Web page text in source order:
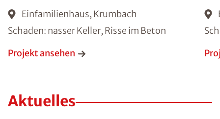
Einfamilienhaus, Krumbach
Schaden: nasser Keller, Risse im Beton
Projekt ansehen
Aktuelles